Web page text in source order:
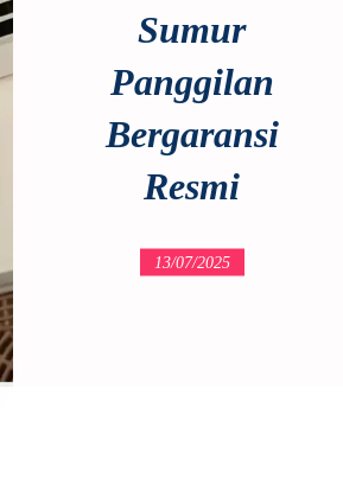
Sumur
Panggilan
Bergaransi
Resmi
13/07/2025